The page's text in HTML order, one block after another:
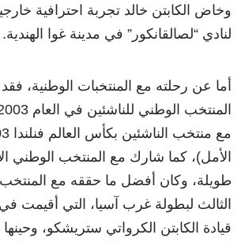
وخاض الكابتن خالد تجربة احترافية
لنادي “لصالقانكور” في مدينة غوا الهندية.
أما عن رحلته مع المنتخبات الوطنية،
الأمل)، كما شارك مع المنتخب الوطني
طويلة، وكان أفضل ما حققه مع المنتخب
الثالث لبطولة غرب آسيا، التي أقيمت
قيادة الكابتن الكرواتي ستريشكو،